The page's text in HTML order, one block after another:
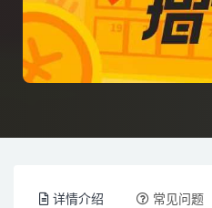
详情介绍 常见问题